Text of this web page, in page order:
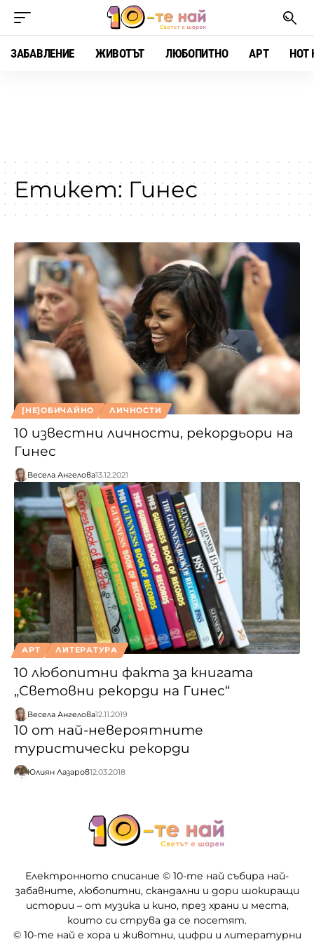
ЗАБАВЛЕНИЕ ЖИВОТЪТ ЛЮБОПИТНО АРТ HOT
Етикет: Гинес
[НЕ]ОБИЧАЙНО ЛИЧНОСТИ
10 известни личности, рекордьори на
Гинес
Весела Ангелова13.12.2021
АРТ ЛИТЕРАТУРА
10 любопитни факта за книгата
„Световни рекорди на Гинес“
Весела Ангелова12.11.2019
10 от най-невероятните
туристически рекорди
Юлиян Лазаров12.03.2018
Електронното списание © 10-те най събира най-
забавните, любопитни, скандални и дори шокиращи
истории – от музика и кино, през храни и места,
които си струва да се посетят.
© 10-те най е хора и животни, цифри и литературни